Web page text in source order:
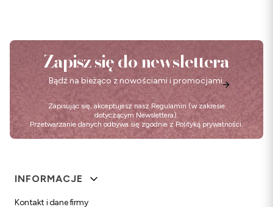
Zapisz się do newslettera
Bądź na bieżąco z nowościami i promocjami.
Zapisując się, akceptujesz nasz Regulamin (w zakresie
dotyczącym Newslettera).
Przetwarzanie danych odbywa się zgodnie z Polityką prywatności.
Linki w stopce
INFORMACJE
Kontakt i dane firmy